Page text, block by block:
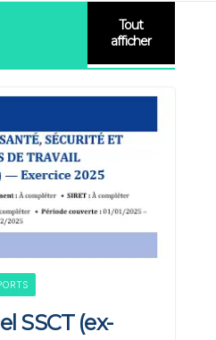
Tout
afficher
SSCT (ex-